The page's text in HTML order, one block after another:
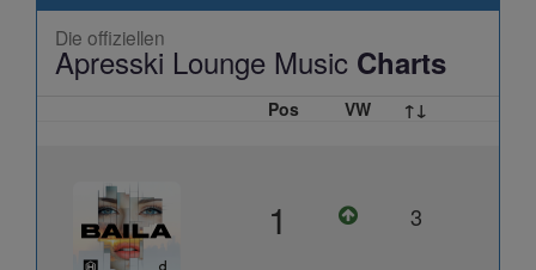
Die offiziellen
Apresski Lounge Music Charts
Pos VW ↑↓
1 3